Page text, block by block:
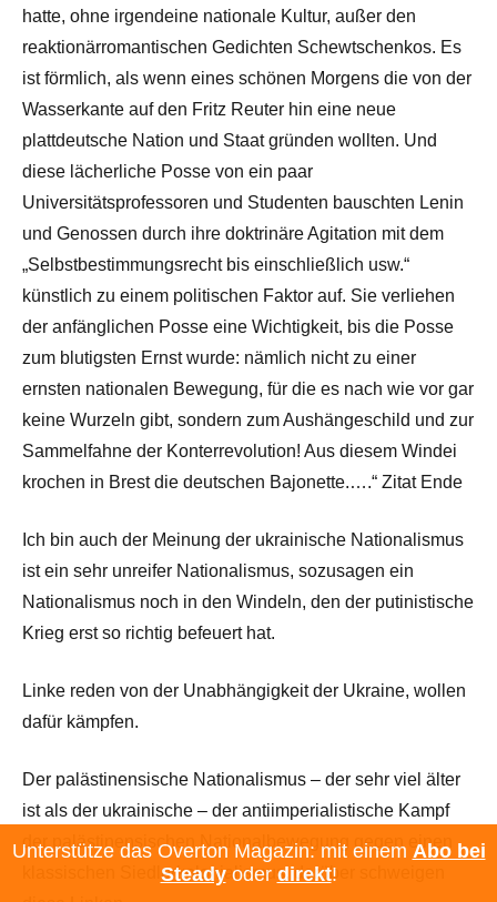
hatte, ohne irgendeine nationale Kultur, außer den
reaktionärromantischen Gedichten Schewtschenkos. Es
ist förmlich, als wenn eines schönen Morgens die von der
Wasserkante auf den Fritz Reuter hin eine neue
plattdeutsche Nation und Staat gründen wollten. Und
diese lächerliche Posse von ein paar
Universitätsprofessoren und Studenten bauschten Lenin
und Genossen durch ihre doktrinäre Agitation mit dem
„Selbstbestimmungsrecht bis einschließlich usw.“
künstlich zu einem politischen Faktor auf. Sie verliehen
der anfänglichen Posse eine Wichtigkeit, bis die Posse
zum blutigsten Ernst wurde: nämlich nicht zu einer
ernsten nationalen Bewegung, für die es nach wie vor gar
keine Wurzeln gibt, sondern zum Aushängeschild und zur
Sammelfahne der Konterrevolution! Aus diesem Windei
krochen in Brest die deutschen Bajonette.….“ Zitat Ende
Ich bin auch der Meinung der ukrainische Nationalismus
ist ein sehr unreifer Nationalismus, sozusagen ein
Nationalismus noch in den Windeln, den der putinistische
Krieg erst so richtig befeuert hat.
Linke reden von der Unabhängigkeit der Ukraine, wollen
dafür kämpfen.
Der palästinensische Nationalismus – der sehr viel älter
ist als der ukrainische – der antiimperialistische Kampf
der palästinensischen Nationalbewegung gegen einen
klassischen Siedlerkolonialismus, darüber schweigen
Unterstütze das Overton Magazin: mit einem Abo bei
Steadyoder direkt!